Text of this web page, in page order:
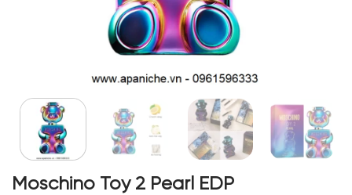
Moschino Toy 2 Pearl EDP